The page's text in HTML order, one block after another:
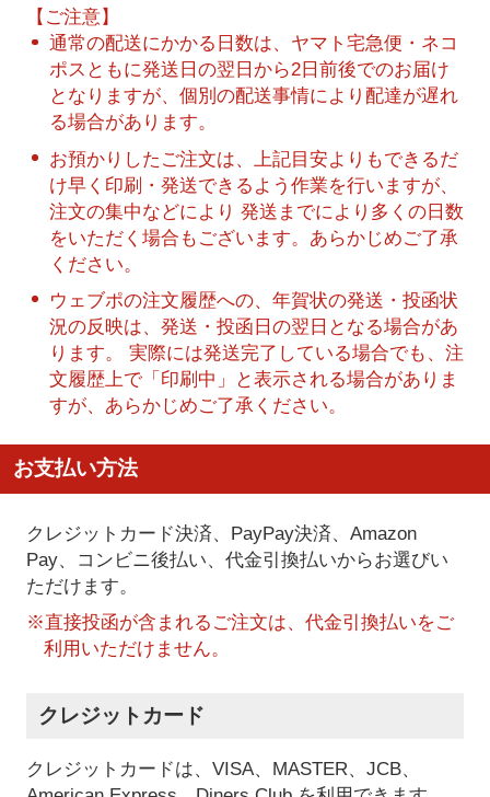
【ご注意】
通常の配送にかかる日数は、ヤマト宅急便・ネコ
ポスともに発送日の翌日から2日前後でのお届け
となりますが、個別の配送事情により配達が遅れ
る場合があります。
お預かりしたご注文は、上記目安よりもできるだ
け早く印刷・発送できるよう作業を行いますが、
注文の集中などにより 発送までにより多くの日数
をいただく場合もございます。あらかじめご了承
ください。
ウェブポの注文履歴への、年賀状の発送・投函状
況の反映は、発送・投函日の翌日となる場合があ
ります。 実際には発送完了している場合でも、注
文履歴上で「印刷中」と表示される場合がありま
すが、あらかじめご了承ください。
お支払い方法
クレジットカード決済、PayPay決済、Amazon
Pay、コンビニ後払い、代金引換払いからお選びい
ただけます。
※直接投函が含まれるご注文は、代金引換払いをご
利用いただけません。
クレジットカード
クレジットカードは、VISA、MASTER、JCB、